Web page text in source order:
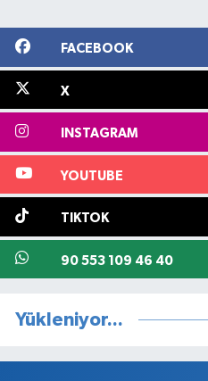
FACEBOOK
X
INSTAGRAM
YOUTUBE
TIKTOK
90 553 109 46 40
Yükleniyor...